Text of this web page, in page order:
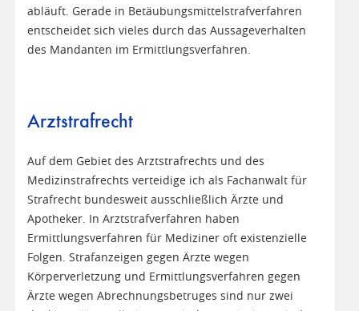
abläuft. Gerade in Betäubungsmittelstrafverfahren
entscheidet sich vieles durch das Aussageverhalten
des Mandanten im Ermittlungsverfahren.
Arztstrafrecht
Auf dem Gebiet des Arztstrafrechts und des
Medizinstrafrechts verteidige ich als Fachanwalt für
Strafrecht bundesweit ausschließlich Ärzte und
Apotheker. In Arztstrafverfahren haben
Ermittlungsverfahren für Mediziner oft existenzielle
Folgen. Strafanzeigen gegen Ärzte wegen
Körperverletzung und Ermittlungsverfahren gegen
Ärzte wegen Abrechnungsbetruges sind nur zwei